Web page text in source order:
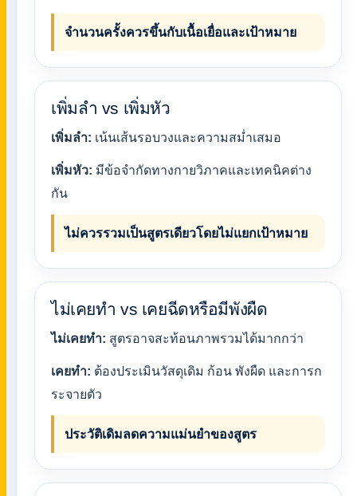
จำนวนครั้งควรขึ้นกับเนื้อเยื่อและเป้าหมาย
เพิ่มลำ vs เพิ่มหัว
เพิ่มลำ: เน้นเส้นรอบวงและความสม่ำเสมอ
เพิ่มหัว: มีข้อจำกัดทางกายวิภาคและเทคนิคต่าง
กัน
ไม่ควรรวมเป็นสูตรเดียวโดยไม่แยกเป้าหมาย
ไม่เคยทำ vs เคยฉีดหรือมีพังผืด
ไม่เคยทำ: สูตรอาจสะท้อนภาพรวมได้มากกว่า
เคยทำ: ต้องประเมินวัสดุเดิม ก้อน พังผืด และการก
ระจายตัว
ประวัติเดิมลดความแม่นยำของสูตร